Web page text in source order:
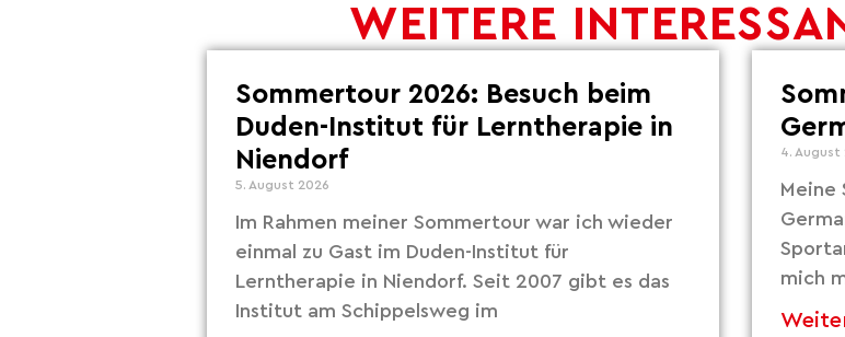
WEITERE
Sommertour 2026: Besuch beim
Duden-Institut für Lerntherapie in
Niendorf
5. August 2026
Im Rahmen meiner Sommertour war ich wieder
einmal zu Gast im Duden-Institut für
Lerntherapie in Niendorf. Seit 2007 gibt es das
Institut am Schippelsweg im
4. August
Meine
mich